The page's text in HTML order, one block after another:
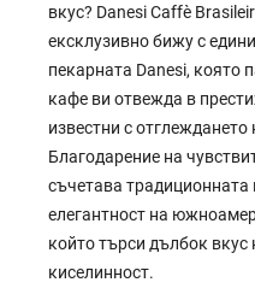
вкус? Danesi Caffè
ексклузивно бижу с
пекарната Danesi, която
кафе ви отвежда в
известни с
Благодарение на
съчетава традиционната
елегантност на
който търси дълбок
киселинност.